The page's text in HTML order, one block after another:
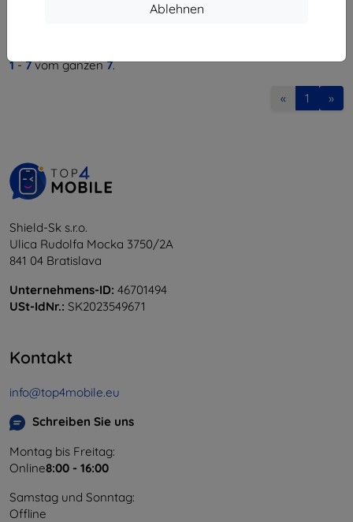
Ablehnen
1-7vom ganzen7.
« 1 »
Shield-Sk s.r.o.
Ulica Rudolfa Mocka 3750/2A
841 04 Bratislava
Unternehmens-ID: 46701494
USt-IdNr.: SK2023549671
Kontakt
info@top4mobile.eu
Schreiben Sie uns
Montag bis Freitag:
Online8:00 - 16:00
Samstag und Sonntag:
Offline